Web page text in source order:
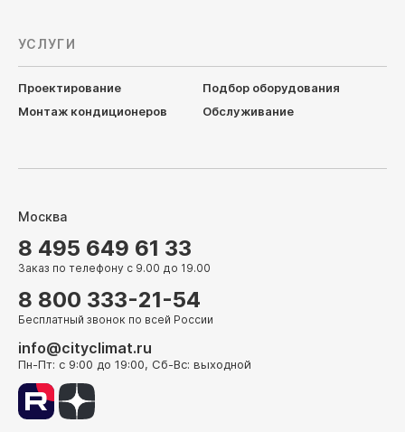
УСЛУГИ
Проектирование
Подбор оборудования
Монтаж кондиционеров
Обслуживание
Москва
8 495 649 61 33
Заказ по телефону с 9.00 до 19.00
8 800 333-21-54
Бесплатный звонок по всей России
info@cityclimat.ru
Пн-Пт: с 9:00 до 19:00, Сб-Вс: выходной